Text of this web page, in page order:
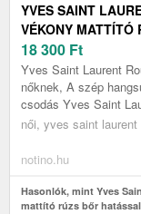
YVES SAINT
VÉKONY MATTÍTÓ
18 300 Ft
Yves Saint Laurent
nőknek, A szép
csodás Yves Saint
női, yves saint laurent
notino.hu
Hasonlók, mint Yves
mattító rúzs bőr